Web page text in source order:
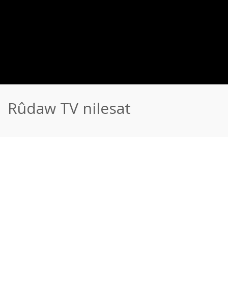
Rûdaw TV nilesat